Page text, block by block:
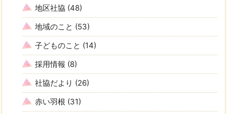
地区社協 (48)
地域のこと (53)
子どものこと (14)
採用情報 (8)
社協だより (26)
赤い羽根 (31)